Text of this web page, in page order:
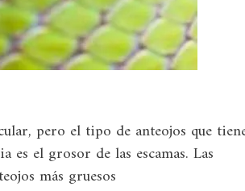
pero el tipo de anteojos que
es el grosor de las escamas. Las
más gruesos